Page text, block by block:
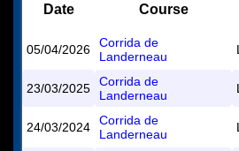
Date Course
05/04/2026
Corrida de
Landerneau
23/03/2025
Corrida de
Landerneau
24/03/2024
Corrida de
Landerneau